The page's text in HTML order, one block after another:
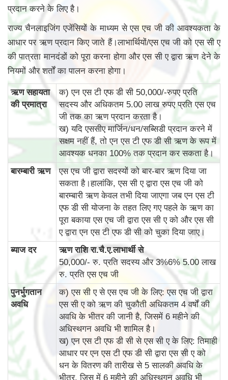
प्रदान करने के लिए है।
राज्य चैनलाइजिंग एजेंसियों के माध्यम से एस एच जी की आवश्यकता के
आधार पर ऋण प्रदान किए जाते हैं।लाभार्थियों/एस एच जी को एस सी ए
की पात्रता मानदंडों को पूरा करना होगा और एस सी ए द्वारा ऋण देने के
नियमों और शर्तों का पालन करना होगा।
ऋण सहायता
की प्रमात्रा
क) एन एस टी एफ डी सी 50,000/-रुपए प्रति
सदस्य और अधिकतम 5.00 लाख रुपए प्रति एस एच
जी तक का ऋण प्रदान करता है।
ख) यदि एससीए मार्जिन/धन/सब्सिडी प्रदान करने में
सक्षम नहीं हैं, तो एन एस टी एफ डी सी ऋण के रूप में
आवश्यक धनका 100% तक प्रदान कर सकता है।
बारम्‍बारी ऋण
एस एच जी द्वारा सदस्यों को बार-बार ऋण दिया जा
सकता है।हालांकि, एस सी ए द्वारा एस एच जी को
बारम्‍बारी ऋण केवल तभी दिया जाएगा जब एन एस टी
एफ डी सी योजना के तहत लिए गए पहले के ऋण का
पूरा बकाया एस एच जी द्वारा एस सी ए को और एस सी
ए द्वारा एन एस टी एफ डी सी को चुका दिया जाए।
ब्‍याज दर
ऋण राशि रा.चै.ए.लाभार्थी से
50,000/- रु. प्रति सदस्य और 3%6% 5.00 लाख
रु. प्रति एस एच जी
पुनर्भुगतान
अवधि
क) एस सी ए से एस एच जी के लिए: एस एच जी द्वारा
एस सी ए को ऋण की चुकौती अधिकतम 4 वर्षों की
अवधि के भीतर की जानी है, जिसमें 6 महीने की
अधिस्थगन अवधि भी शामिल है।
ख) एन एस टी एफ डी सी से एस सी ए के लिए: तिमाही
आधार पर एन एस टी एफ डी सी द्वारा एस सी ए को
धन के वितरण की तारीख से 5 सालकी अवधि के
भीतर, जिस में 6 महीने की अधिस्‍थगन अवधि भी